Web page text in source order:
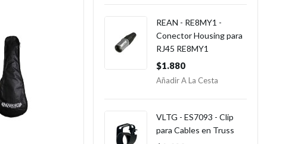
REAN - RE8MY1 -
Conector Housing para
RJ45 RE8MY1
$1.880
Añadir A La Cesta
VLTG - ES7093 - Clip
para Cables en Truss